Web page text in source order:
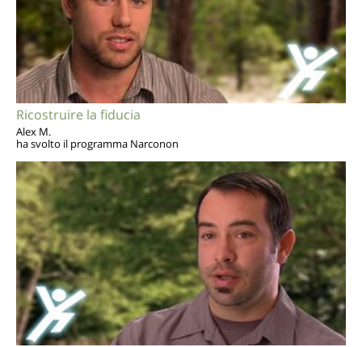
Ricostruire la fiducia
Alex M.
ha svolto il programma Narconon